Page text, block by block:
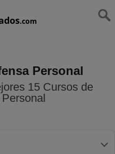
.com
Personal
15 Cursos de